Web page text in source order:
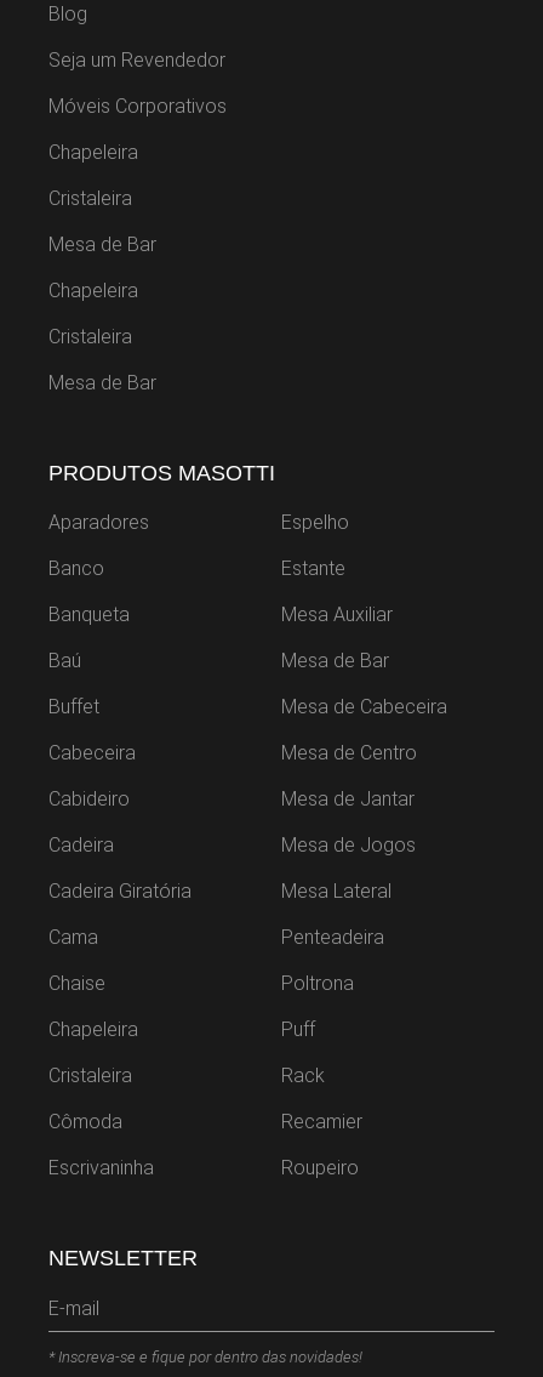
Blog
Seja um Revendedor
Móveis Corporativos
Chapeleira
Cristaleira
Mesa de Bar
Chapeleira
Cristaleira
Mesa de Bar
PRODUTOS MASOTTI
Aparadores
Banco
Banqueta
Baú
Buffet
Cabeceira
Cabideiro
Cadeira
Cadeira Giratória
Cama
Chaise
Chapeleira
Cristaleira
Cômoda
Escrivaninha
Espelho
Estante
Mesa Auxiliar
Mesa de Bar
Mesa de Cabeceira
Mesa de Centro
Mesa de Jantar
Mesa de Jogos
Mesa Lateral
Penteadeira
Poltrona
Puff
Rack
Recamier
Roupeiro
NEWSLETTER
* Inscreva-se e fique por dentro das novidades!